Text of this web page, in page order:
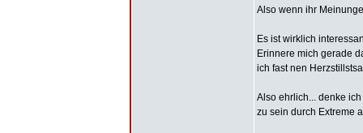
Also wenn ihr
Es ist wirklich
Erinnere mich gerade
ich fast nen
Also ehrlich... denke
zu sein durch Extreme